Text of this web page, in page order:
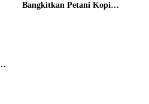
Bangkitkan Petani Kopi